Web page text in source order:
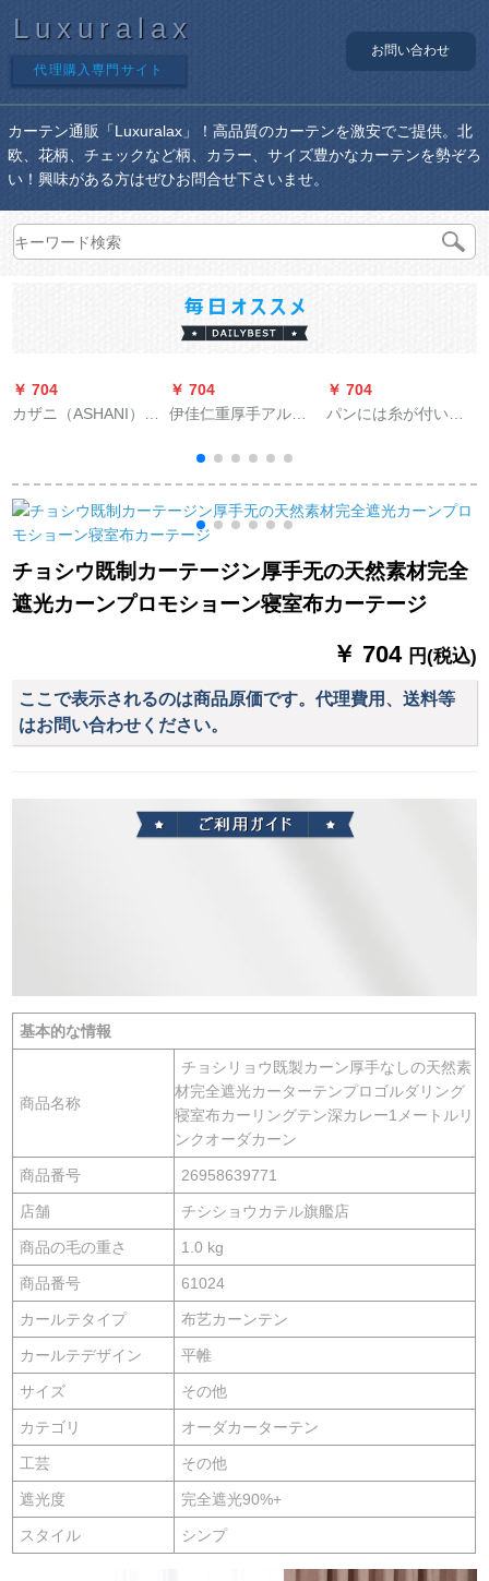
Luxuralax
代理購入専門サイト
お問い合わせ
カーテン通販「Luxuralax」！高品質のカーテンを激安でご提供。北
欧、花柄、チェックなど柄、カラー、サイズ豊かなカーテンを勢ぞろ
い！興味がある方はぜひお問合せ下さいませ。
￥ 704
カザニ（ASHANI）オ
年山水国画リビン寮
遮光茶楼ホーテ出窓
ベランダ荘のレ－ト
断熱S 0395-鴻運カス
トン-フック1枚のメ
テルが必要ですか？
￥ 704
伊佳仁重厚手アルミ
ュートトラックトラ
ックトラックトラッ
クトラックトラック
トラックトラック白-
単线上载/一メル一枚
￥ 704
パンには糸が付いて
小寝室キービジュア
ル北欧シンググ、カ
窓カーンテ-ト-森系ブ
ティックオースに连
络して、カーストマ
ます。
チョシウ既制カーテージン厚手无の天然素材完全
遮光カーンプロモショーン寝室布カーテージ
￥ 704 円(税込)
ここで表示されるのは商品原価です。代理費用、送料等
はお問い合わせください。
基本的な情報
商品名称
チョシリョウ既製カーン厚手なしの天然素
材完全遮光カーターテンプロゴルダリング
寝室布カーリングテン深カレー1メートルリ
ンクオーダカーン
商品番号 26958639771
店舗 チシショウカテル旗艦店
商品の毛の重さ 1.0 kg
商品番号 61024
カールテタイプ 布艺カーンテン
カールテデザイン 平帷
サイズ その他
カテゴリ オーダカーターテン
工芸 その他
遮光度 完全遮光90%+
スタイル シンプ